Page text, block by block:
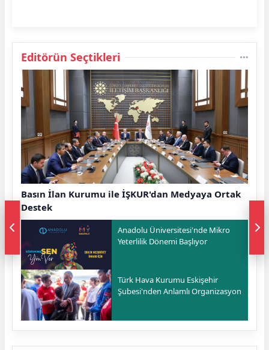
Editörün Seçtikleri
Basın İlan Kurumu ile İŞKUR'dan Medyaya Ortak
Destek
Anadolu Üniversitesi'nde Mikro
Yeterlilik Dönemi Başlıyor
Türk Hava Kurumu Eskişehir
Şubesi'nden Anlamlı Organizasyon